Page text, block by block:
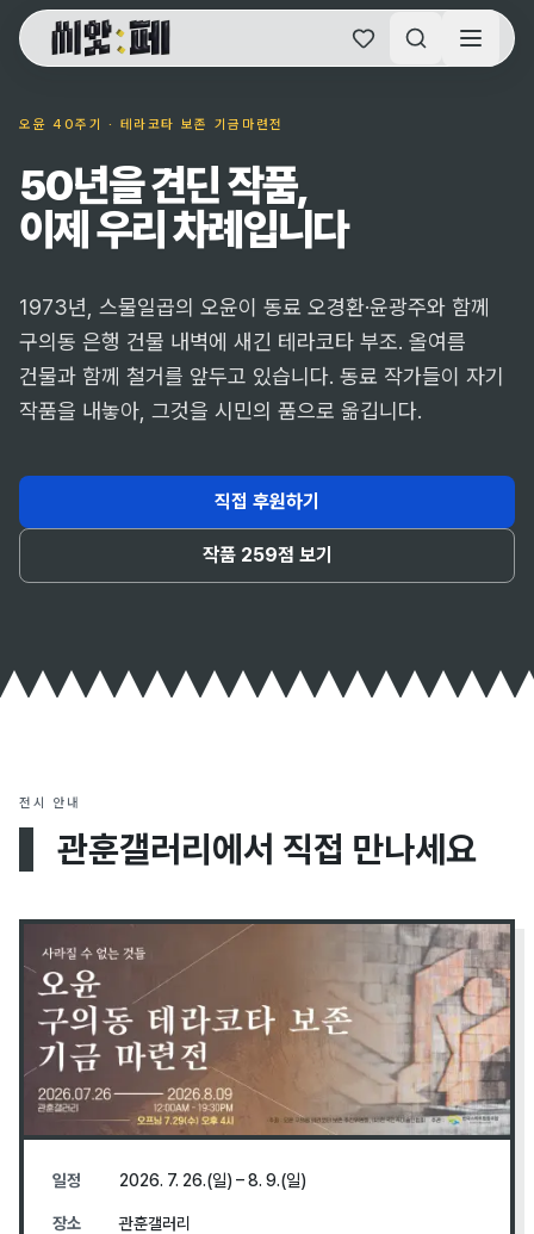
씨앗페 온라인 홈
오윤 40주기 · 테라코타 보존 기금마련전
50년을 견딘 작품,
이제 우리 차례입니다
1973년, 스물일곱의 오윤이 동료 오경환·윤광주와 함께
구의동 은행 건물 내벽에 새긴 테라코타 부조. 올여름
건물과 함께 철거를 앞두고 있습니다. 동료 작가들이 자기
작품을 내놓아, 그것을 시민의 품으로 옮깁니다.
직접 후원하기
작품 259점 보기
전시 안내
관훈갤러리에서 직접 만나세요
일정 2026. 7. 26.(일) – 8. 9.(일)
장소 관훈갤러리